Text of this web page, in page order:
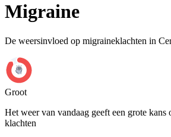
Migraine
De weersinvloed op migraineklachten in
Groot
Het weer van vandaag geeft een grote kans
klachten